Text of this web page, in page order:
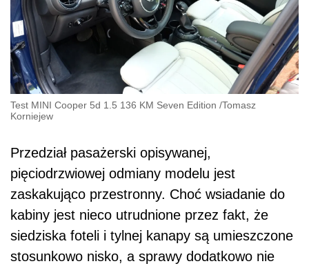
Test MINI Cooper 5d 1.5 136 KM Seven Edition /Tomasz
Korniejew
Przedział pasażerski opisywanej,
pięciodrzwiowej odmiany modelu jest
zaskakująco przestronny. Choć wsiadanie do
kabiny jest nieco utrudnione przez fakt, że
siedziska foteli i tylnej kanapy są umieszczone
stosunkowo nisko, a sprawy dodatkowo nie